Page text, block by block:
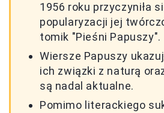
1956 roku przyczyniła
popularyzacji jej
tomik "Pieśni Papuszy".
Wiersze Papuszy
ich związki z naturą
są nadal aktualne.
Pomimo literackiego